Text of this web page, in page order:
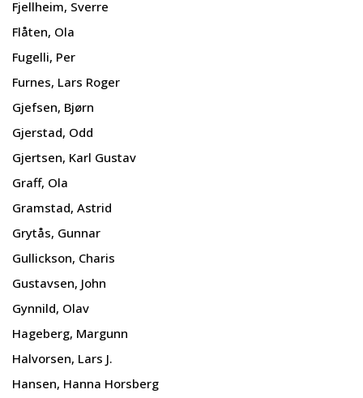
Fjellheim, Sverre
Flåten, Ola
Fugelli, Per
Furnes, Lars Roger
Gjefsen, Bjørn
Gjerstad, Odd
Gjertsen, Karl Gustav
Graff, Ola
Gramstad, Astrid
Grytås, Gunnar
Gullickson, Charis
Gustavsen, John
Gynnild, Olav
Hageberg, Margunn
Halvorsen, Lars J.
Hansen, Hanna Horsberg